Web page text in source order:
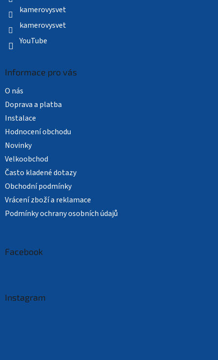
kamerovysvet
kamerovysvet
YouTube
Informace pro vás
O nás
Doprava a platba
Instalace
Hodnocení obchodu
Novinky
Velkoobchod
Často kladené dotazy
Obchodní podmínky
Vrácení zboží a reklamace
Podmínky ochrany osobních údajů
Facebook
Instagram